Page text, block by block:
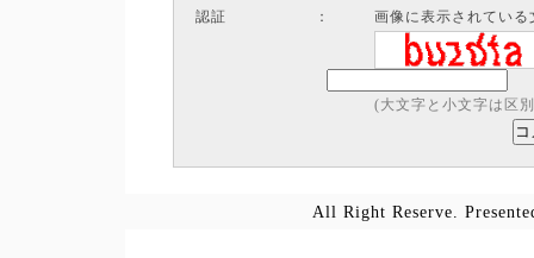
認証
： 画像に表示されてい
(大文字と小文字は区
All Right Reserve.